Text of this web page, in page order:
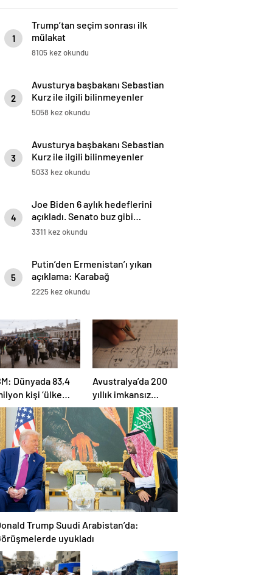
1
Trump’tan seçim sonrası ilk
mülakat
8105 kez okundu
2
Avusturya başbakanı Sebastian
Kurz ile ilgili bilinmeyenler
5058 kez okundu
3
Avusturya başbakanı Sebastian
Kurz ile ilgili bilinmeyenler
5033 kez okundu
4
Joe Biden 6 aylık hedeflerini
açıkladı. Senato buz gibi…
3311 kez okundu
5
Putin’den Ermenistan’ı yıkan
açıklama: Karabağ
Azerbaycan’ın ayrılmaz bir
2225 kez okundu
Dünyada 83,4
kişi ‘ülke
yerinden
olarak
Avustralya’da 200
yıllık imkansız
matematik
problemi çözüldü
Trump Suudi Arabistan’da:
uyukladı